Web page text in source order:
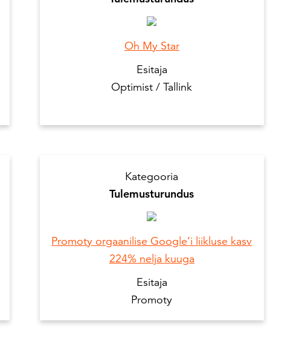
Oh My Star
Esitaja
Optimist / Tallink
Kategooria
Tulemusturundus
Promoty orgaanilise Google’i liikluse kasv
224% nelja kuuga
Esitaja
Promoty